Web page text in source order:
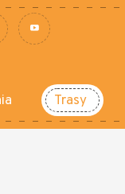
Trasy